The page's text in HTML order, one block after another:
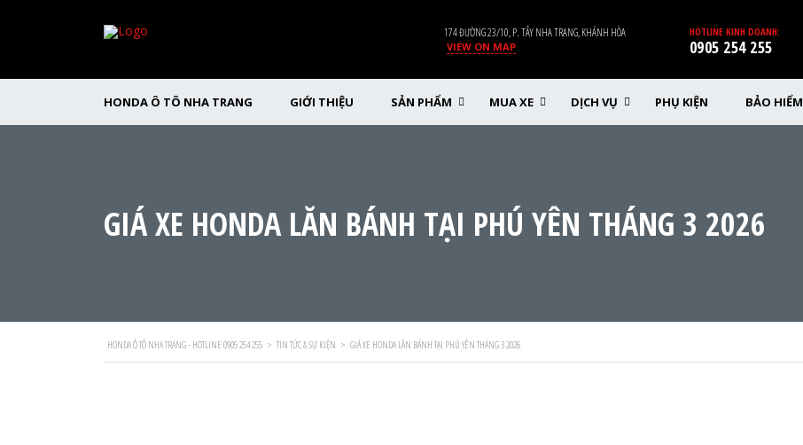
HOTLINE KINH DOANH:
0905 254 255
174 ĐƯỜNG 23/10, P. TÂY NHA TRANG, KHÁNH HÒA
VIEW ON MAP
HONDA Ô TÔ NHA TRANG GIỚI THIỆU SẢN PHẨM MUA XE DỊCH VỤ PHỤ KIỆN BẢO HIỂM
GIÁ XE HONDA LĂN BÁNH TẠI PHÚ YÊN THÁNG 3 2026
HONDA Ô TÔ NHA TRANG - HOTLINE 0905 254 255 > TIN TỨC & SỰ KIỆN > GIÁ XE HONDA LĂN BÁNH TẠI PHÚ YÊN THÁNG 3 2026